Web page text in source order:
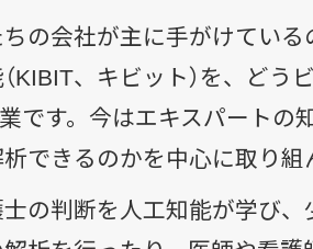
の会社が主に手がけてい
KIBIT、キビット）を、どう
です。今はエキスパートの
できるのかを中心に取り組
の判断を人工知能が学び